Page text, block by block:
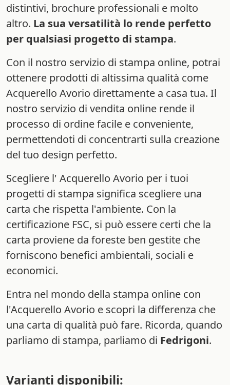
distintivi, brochure professionali e molto
altro. La sua versatilità lo rende perfetto
per qualsiasi progetto di stampa.
Con il nostro servizio di stampa online, potrai
ottenere prodotti di altissima qualità come
Acquerello Avorio direttamente a casa tua. Il
nostro servizio di vendita online rende il
processo di ordine facile e conveniente,
permettendoti di concentrarti sulla creazione
del tuo design perfetto.
Scegliere l' Acquerello Avorio per i tuoi
progetti di stampa significa scegliere una
carta che rispetta l'ambiente. Con la
certificazione FSC, si può essere certi che la
carta proviene da foreste ben gestite che
forniscono benefici ambientali, sociali e
economici.
Entra nel mondo della stampa online con
l'Acquerello Avorio e scopri la differenza che
una carta di qualità può fare. Ricorda, quando
parliamo di stampa, parliamo di Fedrigoni.
Varianti disponibili: